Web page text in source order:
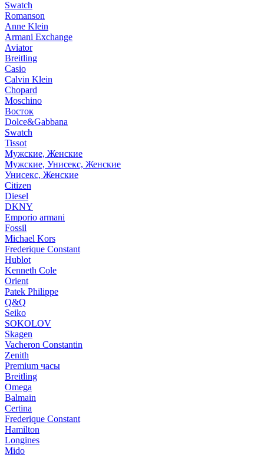
Swatch
Romanson
Anne Klein
Armani Exchange
Aviator
Breitling
Casio
Calvin Klein
Chopard
Moschino
Восток
Dolce&Gabbana
Swatch
Tissot
Мужские, Женские
Мужские, Унисекс, Женские
Унисекс, Женские
Citizen
Diesel
DKNY
Emporio armani
Fossil
Michael Kors
Frederique Constant
Hublot
Kenneth Cole
Orient
Patek Philippe
Q&Q
Seiko
SOKOLOV
Skagen
Vacheron Constantin
Zenith
Premium часы
Breitling
Omega
Balmain
Certina
Frederique Constant
Hamilton
Longines
Mido